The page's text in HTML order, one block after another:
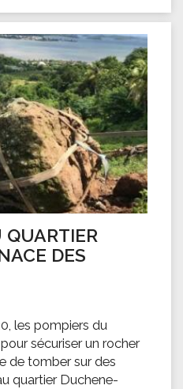
QUARTIER
DES
les pompiers du
sécuriser un rocher
de tomber sur des
quartier Duchene-